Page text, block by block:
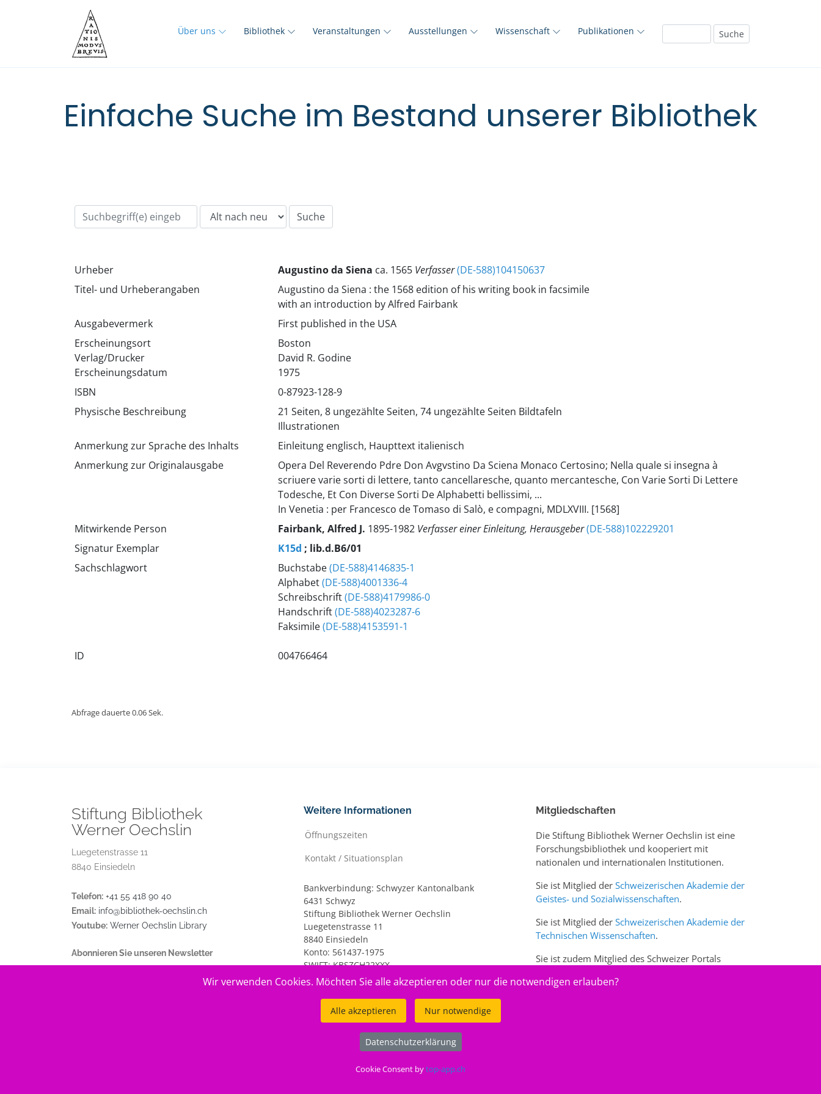
Über uns Bibliothek Veranstaltungen Ausstellungen Wissenschaft Publikationen
Einfache Suche im Bestand unserer Bibliothek
Urheber Augustinoda Siena ca. 1565 Verfasser(DE-588)104150637
Titel- und Urheberangaben
Augustino da Siena : the 1568 edition of his writing book in facsimile
with an introduction by Alfred Fairbank
Ausgabevermerk
First published in the USA
Erscheinungsort
Verlag/Drucker
Erscheinungsdatum
Boston
David R. Godine
1975
ISBN
0-87923-128-9
Physische Beschreibung
21 Seiten, 8 ungezählte Seiten, 74 ungezählte Seiten Bildtafeln
Illustrationen
Anmerkung zur Sprache des Inhalts
Einleitung englisch, Haupttext italienisch
Anmerkung zur Originalausgabe
Opera Del Reverendo Pdre Don Avgvstino Da Sciena Monaco Certosino; Nella quale si insegna à
scriuere varie sorti di lettere, tanto cancellaresche, quanto mercantesche, Con Varie Sorti Di Lettere
Todesche, Et Con Diverse Sorti De Alphabetti bellissimi, ...
In Venetia : per Francesco de Tomaso di Salò, e compagni, MDLXVIII. [1568]
Mitwirkende Person
Fairbank, Alfred J. 1895-1982 Verfasser einer Einleitung, Herausgeber(DE-588)102229201
Signatur Exemplar
K15d ; lib.d.B6/01
Sachschlagwort
Buchstabe(DE-588)4146835-1
Alphabet(DE-588)4001336-4
Schreibschrift(DE-588)4179986-0
Handschrift(DE-588)4023287-6
Faksimile(DE-588)4153591-1
ID 004766464
Abfrage dauerte 0.06 Sek.
Stiftung Bibliothek
Werner Oechslin
Luegetenstrasse 11
8840 Einsiedeln
Telefon: +41 55 418 90 40
Email: info@bibliothek-oechslin.ch
Youtube: Werner Oechslin Library
Abonnieren Sie unseren Newsletter
Weitere Informationen
Öffnungszeiten
Kontakt / Situationsplan
Bankverbindung: Schwyzer Kantonalbank
6431 Schwyz
Stiftung Bibliothek Werner Oechslin
Luegetenstrasse 11
8840 Einsiedeln
Konto: 561437-1975
SWIFT: KBSZCH22XXX
IBAN: CH20 0077 7005 6143 7197 5
Mitgliedschaften
Die Stiftung Bibliothek Werner Oechslin ist eine
Forschungsbibliothek und kooperiert mit
nationalen und internationalen Institutionen.
Sie ist Mitglied der Schweizerischen Akademie der
Geistes- und Sozialwissenschaften.
Sie ist Mitglied der Schweizerischen Akademie der
Technischen Wissenschaften.
Sie ist zudem Mitglied des Schweizer Portals
Wir verwenden Cookies. Möchten Sie alle akzeptieren oder nur die notwendigen erlauben?
Alle akzeptieren Nur notwendige
Datenschutzerklärung
Cookie Consent bytop-app.ch